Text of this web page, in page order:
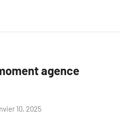
agence
10, 2025